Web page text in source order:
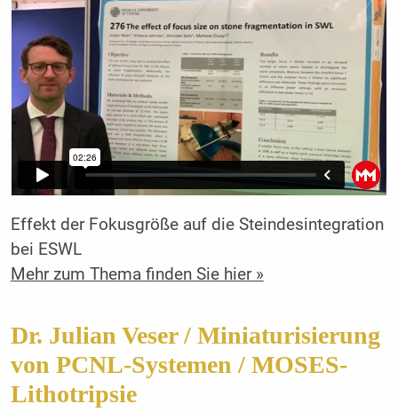
Effekt der Fokusgröße auf die Steindesintegration
bei ESWL
Mehr zum Thema finden Sie hier »
Dr. Julian Veser / Miniaturisierung
von PCNL-Systemen / MOSES-
Lithotripsie